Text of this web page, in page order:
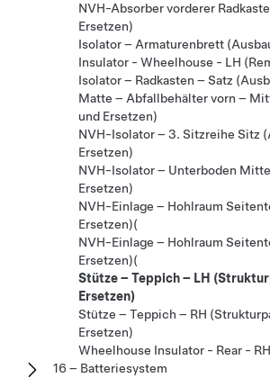
NVH-Absorber vorderer
Ersetzen)
Isolator – Armaturenbrett
Insulator - Wheelhouse - LH
Isolator – Radkasten – Satz
Matte – Abfallbehälter vorn –
und Ersetzen)
NVH-Isolator – 3. Sitzreihe Sitz
Ersetzen)
NVH-Isolator – Unterboden
Ersetzen)
NVH-Einlage – Hohlraum
Ersetzen)(
NVH-Einlage – Hohlraum
Ersetzen)(
Stütze – Teppich – LH
Ersetzen)
Stütze – Teppich – RH
Ersetzen)
Wheelhouse Insulator - Rear -
16 – Batteriesystem